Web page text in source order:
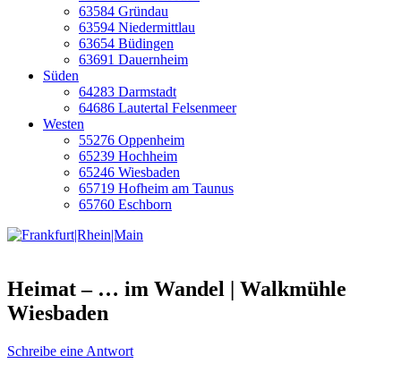
63584 Gründau
63594 Niedermittlau
63654 Büdingen
63691 Dauernheim
Süden
64283 Darmstadt
64686 Lautertal Felsenmeer
Westen
55276 Oppenheim
65239 Hochheim
65246 Wiesbaden
65719 Hofheim am Taunus
65760 Eschborn
Heimat – … im Wandel | Walkmühle
Wiesbaden
Schreibe eine Antwort